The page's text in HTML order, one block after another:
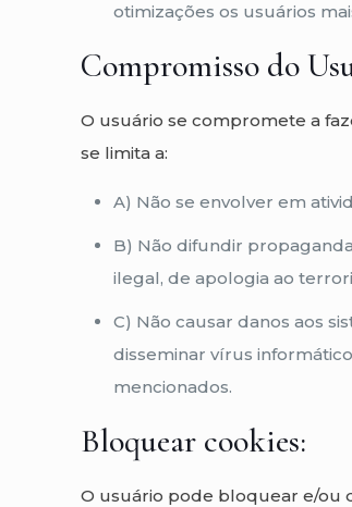
otimizações os usuários
Compromisso do
O usuário se compromete a
se limita a:
A) Não se envolver em
B) Não difundir
ilegal, de apologia ao
C) Não causar danos aos
disseminar vírus
mencionados.
Bloquear cookies:
O usuário pode bloquear e/ou